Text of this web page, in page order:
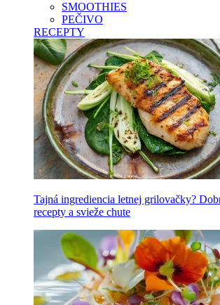
SMOOTHIES
PEČIVO
RECEPTY
Tajná ingrediencia letnej grilovačky?
recepty a svieže chute